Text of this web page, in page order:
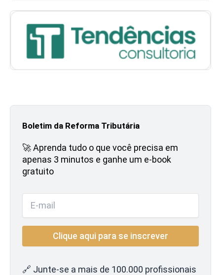
Boletim da Reforma Tributária
🚀 Aprenda tudo o que você precisa em
apenas 3 minutos e ganhe um e-book
gratuito
🔗 Junte-se a mais de 100.000 profissionais